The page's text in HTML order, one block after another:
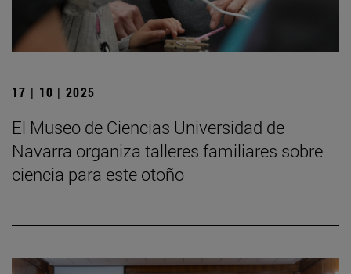
17 | 10 | 2025
El Museo de Ciencias Universidad de
Navarra organiza talleres familiares sobre
ciencia para este otoño